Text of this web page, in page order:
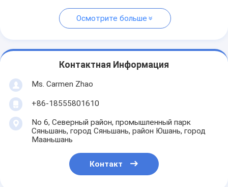
Осмотрите больше
Контактная Информация
Ms. Carmen Zhao
+86-18555801610
No 6, Северный район, промышленный парк
Сяньшань, город Сяньшань, район Юшань, город
Мааньшань
Контакт